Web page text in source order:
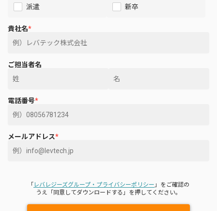
派遣 新卒
貴社名*
ご担当者名
電話番号*
メールアドレス*
「 レバレジーズグループ・プライバシーポリシー 」をご確認の
うえ「同意してダウンロードする」を押してください。